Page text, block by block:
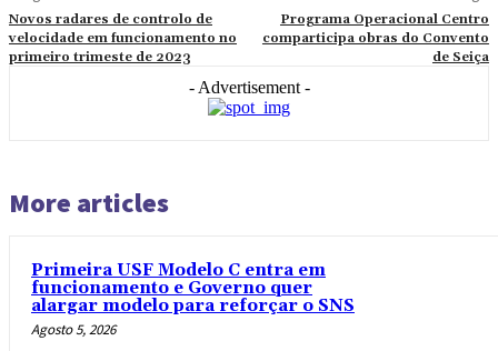
Novos radares de controlo de
velocidade em funcionamento no
primeiro trimeste de 2023
Programa Operacional Centro
comparticipa obras do Convento
de Seiça
- Advertisement -
More articles
Primeira USF Modelo C entra em
funcionamento e Governo quer
alargar modelo para reforçar o SNS
Agosto 5, 2026